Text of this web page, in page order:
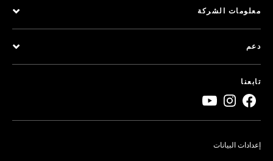
معلومات الشركة
دعم
تابعنا
إعدادات البيانات